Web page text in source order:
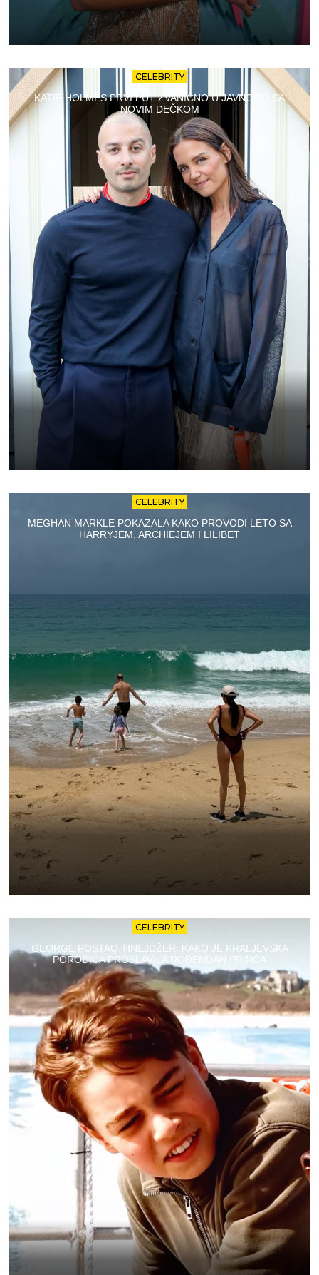
CELEBRITY
KATIE HOLMES PRVI PUT ZVANIČNO U JAVNOSTI SA
NOVIM DEČKOM
CELEBRITY
MEGHAN MARKLE POKAZALA KAKO PROVODI LETO SA
HARRYJEM, ARCHIEJEM I LILIBET
CELEBRITY
GEORGE POSTAO TINEJDŽER: KAKO JE KRALJEVSKA
PORODICA PROSLAVILA ROĐENDAN PRINCA